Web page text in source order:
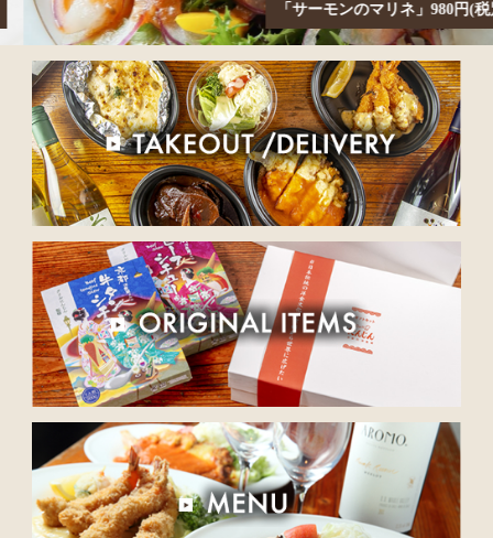
「サーモンのマリネ」980円(税別)